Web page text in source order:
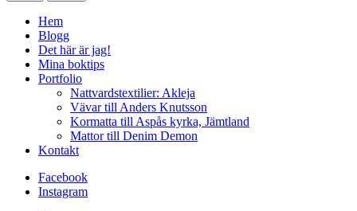
Hem
Blogg
Det här är jag!
Mina boktips
Portfolio
Nattvardstextilier: Akleja
Vävar till Anders Knutsson
Kormatta till Aspås kyrka, Jämtland
Mattor till Denim Demon
Kontakt
Facebook
Instagram